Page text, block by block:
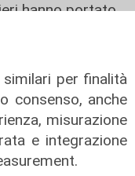
per finalità
consenso, anche
misurazione
e integrazione
hanno portato
a colpire
o i
il quantitativo
proprio alle
genovese,